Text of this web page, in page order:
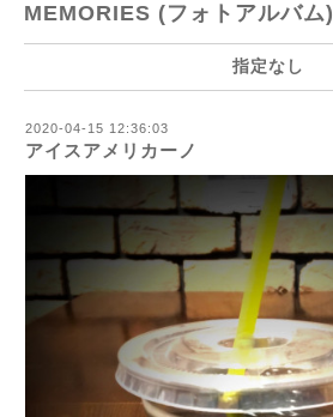
MEMORIES (フォトアルバム)
指定なし
2020-04-15 12:36:03
アイスアメリカーノ